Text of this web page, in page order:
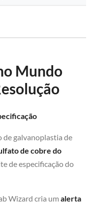
Mundo
de galvanoplastia de
de cobre do
de especificação do
Wizard cria um alerta